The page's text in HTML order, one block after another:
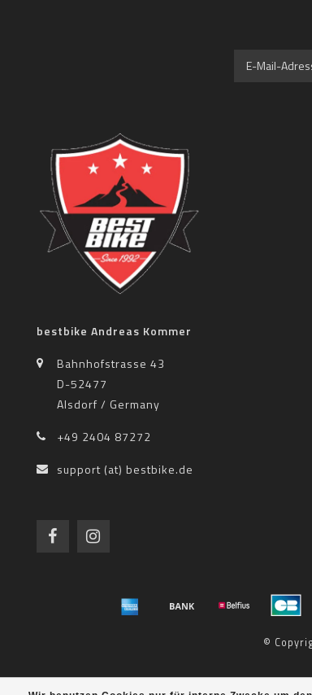
bestbike Andreas Kommer
Bahnhofstrasse 43
D-52477
Alsdorf / Germany
+49 2404 87272
support (at) bestbike.de
©